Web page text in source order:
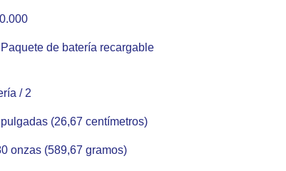
Paquete de batería recargable
/ 2
(26,67 centímetros)
onzas (589,67 gramos)